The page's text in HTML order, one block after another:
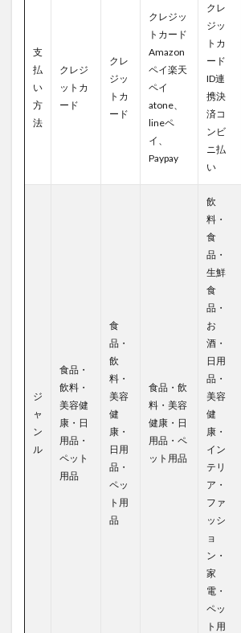
支
払
い
方
法
クレジ
ットカ
ード
クレ
ジッ
トカ
ード
クレジッ
トカード
Amazon
ペイ楽天
ペイ
atone、
lineペ
イ、
Paypay
クレ
ジッ
トカ
ード
ID連
携決
済コ
ンビ
ニ払
い
ジ
ャ
ン
ル
食品・
飲料・
美容健
康・日
用品・
ペット
用品
食
品・
飲
料・
美容
健
康・
日用
品・
ペッ
ト用
品
食品・飲
料・美容
健康・日
用品・ペ
ット用品
飲
料・
食
品・
生鮮
食
品・
お
酒・
日用
品・
美容
健
康・
イン
テリ
ア・
ファ
ッシ
ョ
ン・
家
電・
ペッ
ト用